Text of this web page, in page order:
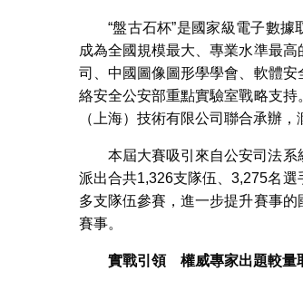
“盤古石杯”是國家級電子數
成為全國規模最大、專業水準最
司、中國圖像圖形學學會、軟體
絡安全公安部重點實驗室戰略支
（上海）技術有限公司聯合承辦
本屆大賽吸引來自公安司法
派出合共1,326支隊伍、3,275名
多支隊伍參賽，進一步提升賽事
賽事。
實戰引領 權威專家出題較量